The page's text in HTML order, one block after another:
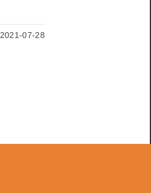
2021-07-28